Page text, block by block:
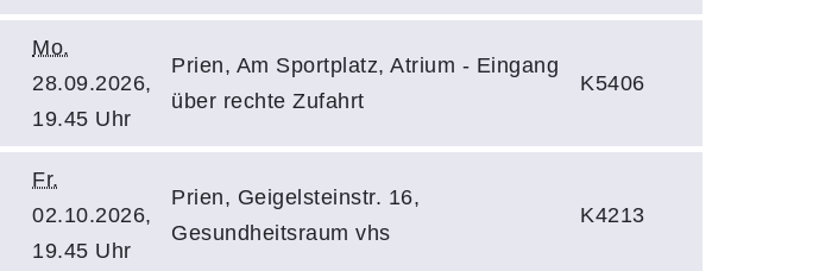
Mo.
28.09.2026,
19.45 Uhr
Prien, Am Sportplatz, Atrium - Eingang
über rechte Zufahrt
K5406
Fr.
02.10.2026,
19.45 Uhr
Prien, Geigelsteinstr. 16,
Gesundheitsraum vhs
K4213